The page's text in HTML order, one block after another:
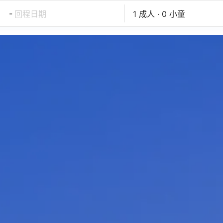
- 回程日期 1 成人 · 0 小童